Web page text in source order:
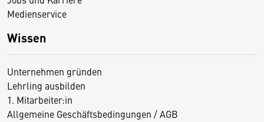
Medienservice
Wissen
Unternehmen gründen
Lehrling ausbilden
1. Mitarbeiter:in
Allgemeine Geschäftsbedingungen / AGB